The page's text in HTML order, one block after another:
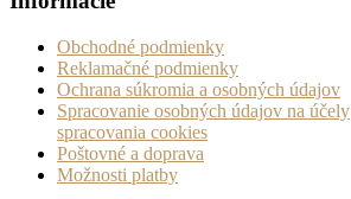
Obchodné podmienky
Reklamačné podmienky
Ochrana súkromia a osobných údajov
Spracovanie osobných údajov na účely
spracovania cookies
Poštovné a doprava
Možnosti platby